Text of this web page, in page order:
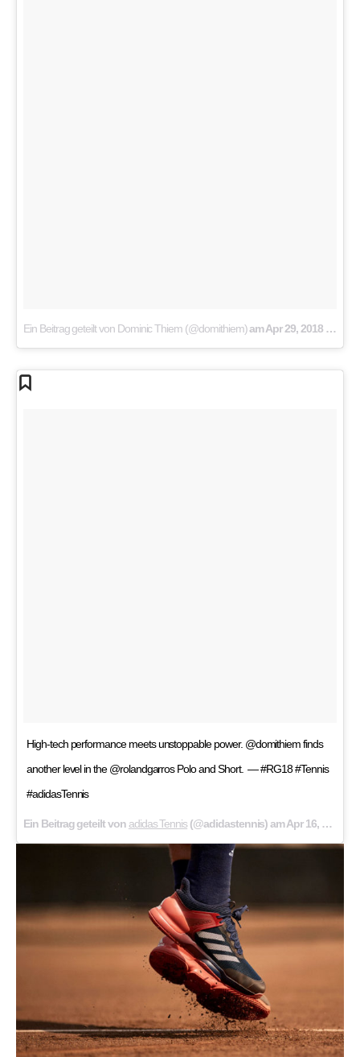
Ein Beitrag geteilt von Dominic Thiem (@domithiem)amApr 29, 2018 um 10:05 PDT
High-tech performance meets unstoppable power. @domithiem finds
another level in the @rolandgarros Polo and Short. ​ —​ #RG18 #Tennis
#adidasTennis
Ein Beitrag geteilt von adidas Tennis (@adidastennis) amApr 16, 2018 um 7:01 PDT